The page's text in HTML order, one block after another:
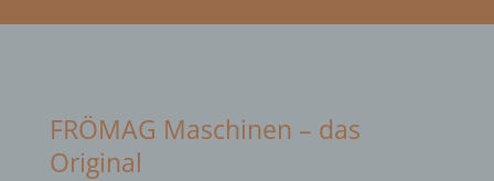
FRÖMAG Maschinen – das
Original